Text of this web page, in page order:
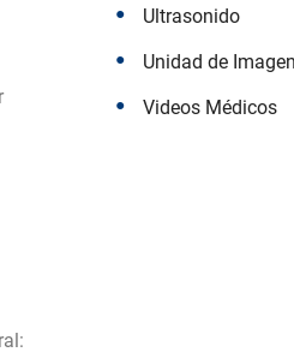
Ultrasonido
Unidad de
Videos Médicos